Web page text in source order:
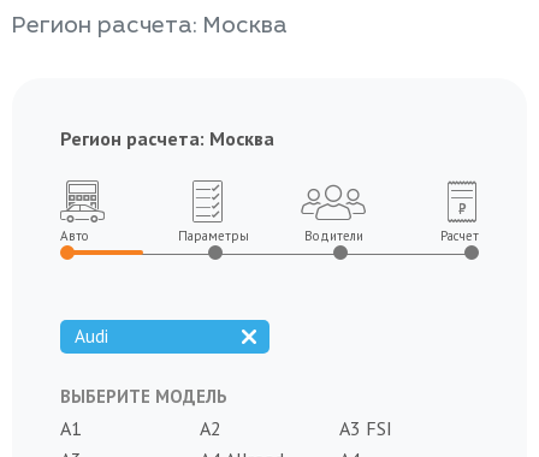
Регион расчета: Москва
Регион расчета: Москва
Авто Параметры Водители Расчет
Audi
ВЫБЕРИТЕ МОДЕЛЬ
A1 A2
A3 FSI